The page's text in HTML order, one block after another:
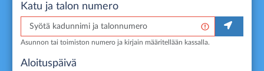
Katu ja talon numero
Asunnon tai toimiston numero ja kirjain määritellään kassalla.
Aloituspäivä